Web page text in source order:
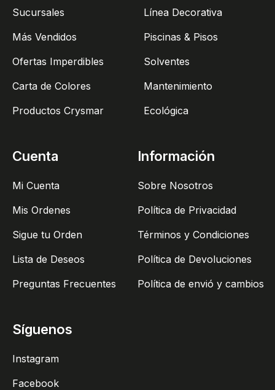
Sucursales
Más Vendidos
Ofertas Imperdibles
Carta de Colores
Productos Crysmar
Línea Decorativa
Piscinas & Pisos
Solventes
Mantenimiento
Ecológica
Cuenta
Mi Cuenta
Mis Ordenes
Sigue tu Orden
Lista de Deseos
Preguntas Frecuentes
Información
Sobre Nosotros
Política de Privacidad
Términos y Condiciones
Política de Devoluciones
Política de envió y cambios
Síguenos
Instagram
Facebook